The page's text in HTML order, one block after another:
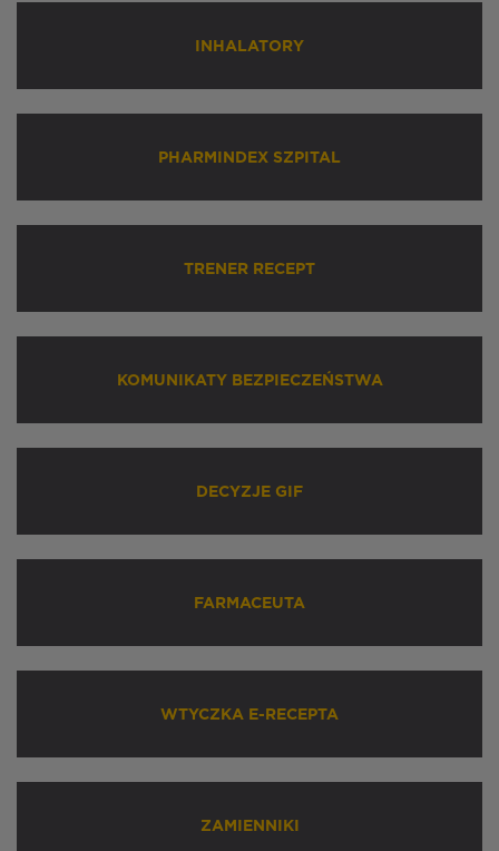
INHALATORY
PHARMINDEX SZPITAL
TRENER RECEPT
KOMUNIKATY BEZPIECZEŃSTWA
DECYZJE GIF
FARMACEUTA
WTYCZKA E-RECEPTA
ZAMIENNIKI